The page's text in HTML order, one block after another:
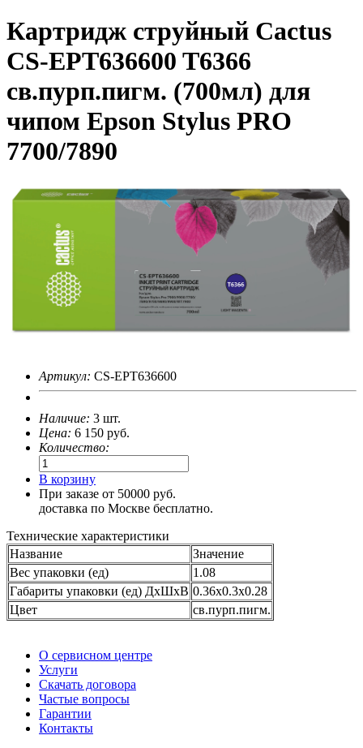
Картридж струйный Cactus
CS-EPT636600 T6366
св.пурп.пигм. (700мл) для
чипом Epson Stylus PRO
7700/7890
Артикул: CS-EPT636600
Наличие: 3 шт.
Цена: 6 150 руб.
Количество:
В корзину
При заказе от 50000 руб.
доставка по Москве бесплатно.
Технические характеристики
Название
Значение
Вес упаковки (ед)
1.08
Габариты упаковки (ед) ДхШхВ 0.36x0.3x0.28
Цвет
св.пурп.пигм.
О сервисном центре
Услуги
Скачать договора
Частые вопросы
Гарантии
Контакты